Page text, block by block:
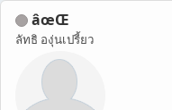
âœŒ
ลัทธิ องุ่นเปรี้ยว